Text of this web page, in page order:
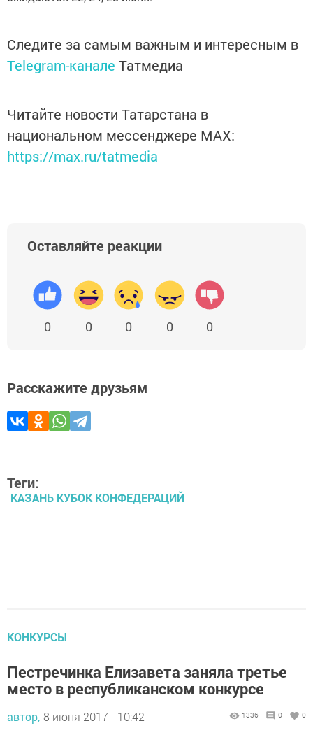
Следите за самым важным и интересным в
Telegram-канале Татмедиа
Читайте новости Татарстана в
национальном мессенджере MАХ:
https://max.ru/tatmedia
Оставляйте реакции
0 0 0 0 0
Расскажите друзьям
Теги:
КАЗАНЬ КУБОК КОНФЕДЕРАЦИЙ
КОНКУРСЫ
Пестречинка Елизавета заняла третье
место в республиканском конкурсе
автор, 8 июня 2017 - 10:42 1336 0 0